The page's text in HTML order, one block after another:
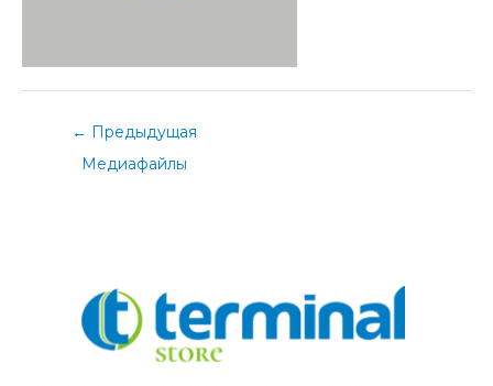
← Предыдущая
Медиафайлы